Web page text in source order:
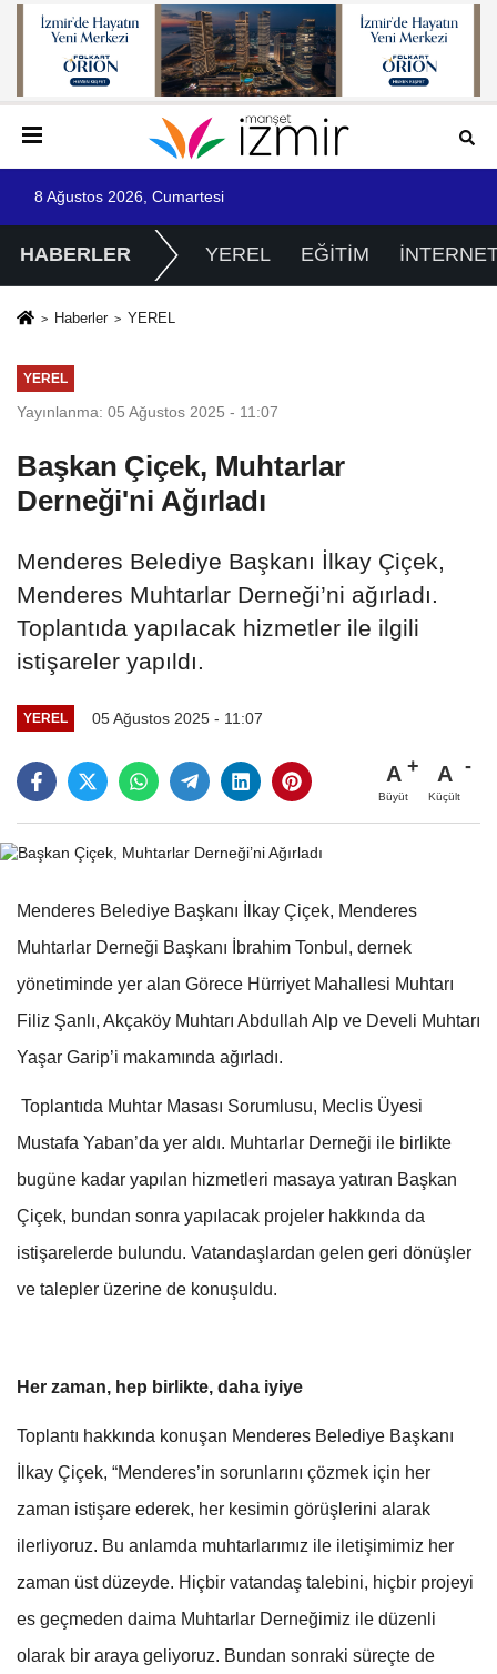
8 Ağustos 2026, Cumartesi
HABERLER YEREL EĞİTİM
Haberler YEREL
YEREL
Yayınlanma: 05 Ağustos 2025 - 11:07
Başkan Çiçek, Muhtarlar
Derneği'ni Ağırladı
Menderes Belediye Başkanı İlkay Çiçek,
Menderes Muhtarlar Derneği’ni ağırladı.
Toplantıda yapılacak hizmetler ile ilgili
istişareler yapıldı.
YEREL 05 Ağustos 2025 - 11:07
A
Büyüt
A
Küçült
Menderes Belediye Başkanı İlkay Çiçek, Menderes
Muhtarlar Derneği Başkanı İbrahim Tonbul, dernek
yönetiminde yer alan Görece Hürriyet Mahallesi Muhtarı
Filiz Şanlı, Akçaköy Muhtarı Abdullah Alp ve Develi Muhtarı
Yaşar Garip’i makamında ağırladı.
Toplantıda Muhtar Masası Sorumlusu, Meclis Üyesi
Mustafa Yaban’da yer aldı. Muhtarlar Derneği ile birlikte
bugüne kadar yapılan hizmetleri masaya yatıran Başkan
Çiçek, bundan sonra yapılacak projeler hakkında da
istişarelerde bulundu. Vatandaşlardan gelen geri dönüşler
ve talepler üzerine de konuşuldu.
Her zaman, hep birlikte, daha iyiye
Toplantı hakkında konuşan Menderes Belediye Başkanı
İlkay Çiçek, “Menderes’in sorunlarını çözmek için her
zaman istişare ederek, her kesimin görüşlerini alarak
ilerliyoruz. Bu anlamda muhtarlarımız ile iletişimimiz her
zaman üst düzeyde. Hiçbir vatandaş talebini, hiçbir projeyi
es geçmeden daima Muhtarlar Derneğimiz ile düzenli
olarak bir araya geliyoruz. Bundan sonraki süreçte de